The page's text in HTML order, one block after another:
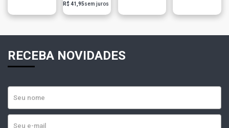
R$ 41,95sem juros
RECEBA NOVIDADES